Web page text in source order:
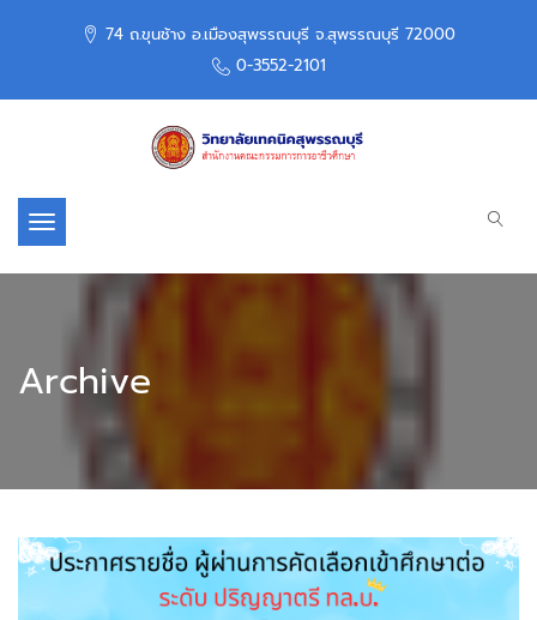
74 ถ.ขุนช้าง อ.เมืองสุพรรณบุรี จ.สุพรรณบุรี 72000
0-3552-2101
Toggle navigation
Archive